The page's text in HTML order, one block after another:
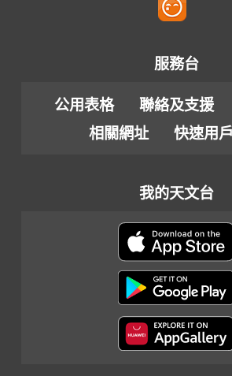
服務台
公用表格 聯絡及支援
相關網址
快速用
我的天文台